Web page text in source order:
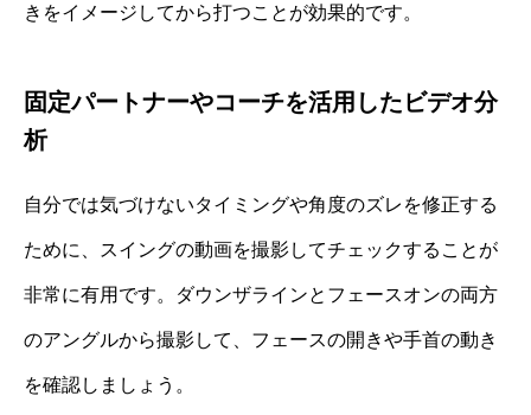
きをイメージしてから打つことが効果的です。
固定パートナーやコーチを活用したビデオ分
析
自分では気づけないタイミングや角度のズレを修正する
ために、スイングの動画を撮影してチェックすることが
非常に有用です。ダウンザラインとフェースオンの両方
のアングルから撮影して、フェースの開きや手首の動き
を確認しましょう。